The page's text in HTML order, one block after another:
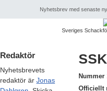
Nyhetsbrev med senaste
Sveriges
Redaktör
Nyhetsbrevets
redaktör är Jonas
Nummer
Officiellt